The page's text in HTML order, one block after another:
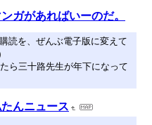
ガがあればいーのだ。
読を、ぜんぶ電子版に変えて
ら三十路先生が年下になって
んニュース